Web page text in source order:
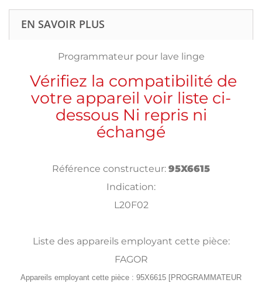
EN SAVOIR PLUS
Programmateur pour lave linge
Vérifiez la compatibilité de
votre appareil voir liste ci-
dessous Ni repris ni
échangé
Référence constructeur: 95X6615
Indication:
L20F02
Liste des appareils employant cette pièce:
FAGOR
Appareils employant cette pièce : 95X6615 [PROGRAMMATEUR